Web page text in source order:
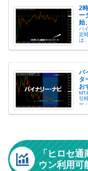
2
ー
始
バ
定
は
間
バ
タ
お
引
ー
「ヒロセ
ウン利用可